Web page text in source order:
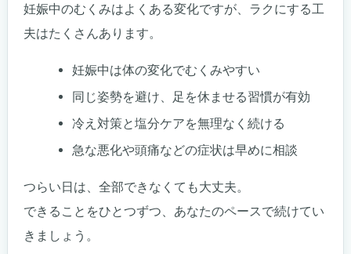
妊娠中のむくみはよくある変化ですが、ラクにする工
夫はたくさんあります。
妊娠中は体の変化でむくみやすい
同じ姿勢を避け、足を休ませる習慣が有効
冷え対策と塩分ケアを無理なく続ける
急な悪化や頭痛などの症状は早めに相談
つらい日は、全部できなくても大丈夫。
できることをひとつずつ、あなたのペースで続けてい
きましょう。